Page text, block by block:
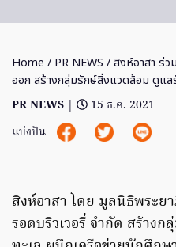
Home / PR NEWS / สิงห์อาสา ร่ว
ออก สร้างกลุ่มรักษ์สิ่งแวดล้อม ดูแล
PR NEWS |
15 ธ.ค. 2021
แบ่งปัน
สิงห์อาสา โดย มูลนิธิพระ
รอดบริวเวอรี่ จำกัด สร้าง